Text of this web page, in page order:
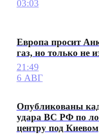
03:03
Европа просит
газ, но только не
21:49
6 АВГ
Опубликованы
удара ВС РФ по
центру под Киевом